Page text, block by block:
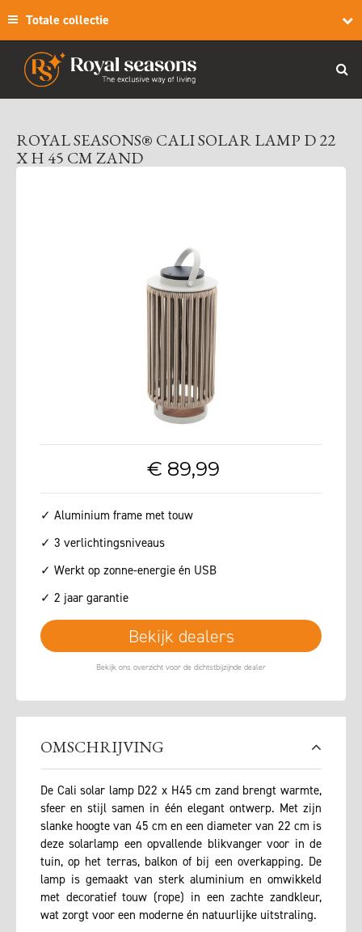
Totale collectie
ROYAL SEASONS® CALI SOLAR LAMP D 22
X H 45 CM ZAND
€ 89,99
✓ Aluminium frame met touw
✓ 3 verlichtingsniveaus
✓ Werkt op zonne-energie én USB
✓ 2 jaar garantie
Bekijk dealers
OMSCHRIJVING
De Cali solar lamp D22 x H45 cm zand brengt warmte,
sfeer en stijl samen in één elegant ontwerp. Met zijn
slanke hoogte van 45 cm en een diameter van 22 cm is
deze solarlamp een opvallende blikvanger voor in de
tuin, op het terras, balkon of bij een overkapping. De
lamp is gemaakt van sterk aluminium en omwikkeld
met decoratief touw (rope) in een zachte zandkleur,
wat zorgt voor een moderne én natuurlijke uitstraling.